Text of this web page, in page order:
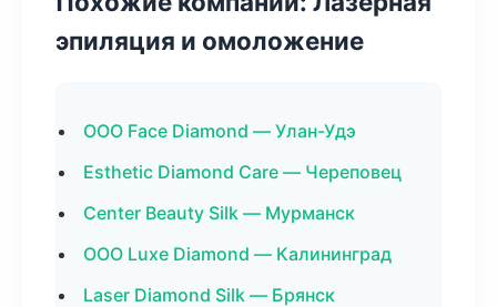
эпиляция и омоложение
ООО Face Diamond — Улан-Удэ
Esthetic Diamond Care — Череповец
Center Beauty Silk — Мурманск
ООО Luxe Diamond — Калининград
Laser Diamond Silk — Брянск